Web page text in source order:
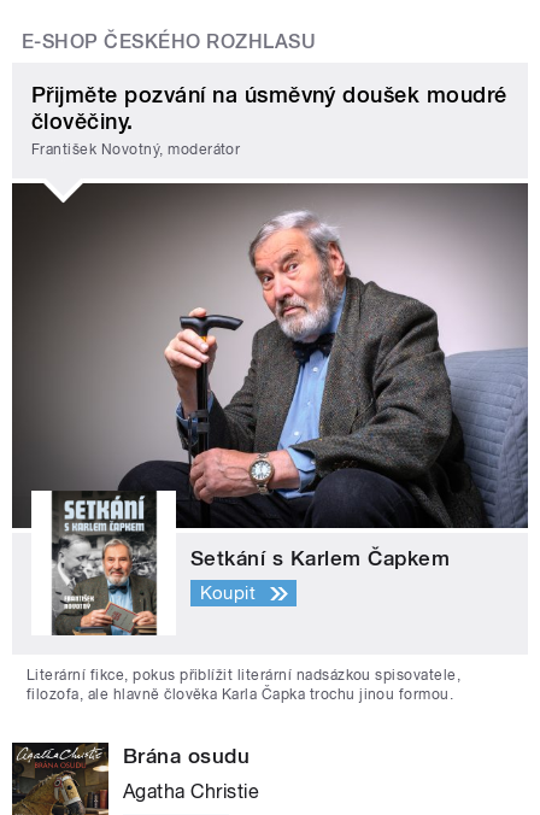
E-SHOP ČESKÉHO ROZHLASU
Přijměte pozvání na úsměvný doušek moudré
člověčiny.
František Novotný, moderátor
Setkání s Karlem Čapkem
Koupit
Literární fikce, pokus přiblížit literární nadsázkou spisovatele,
filozofa, ale hlavně člověka Karla Čapka trochu jinou formou.
Brána osudu
Agatha Christie